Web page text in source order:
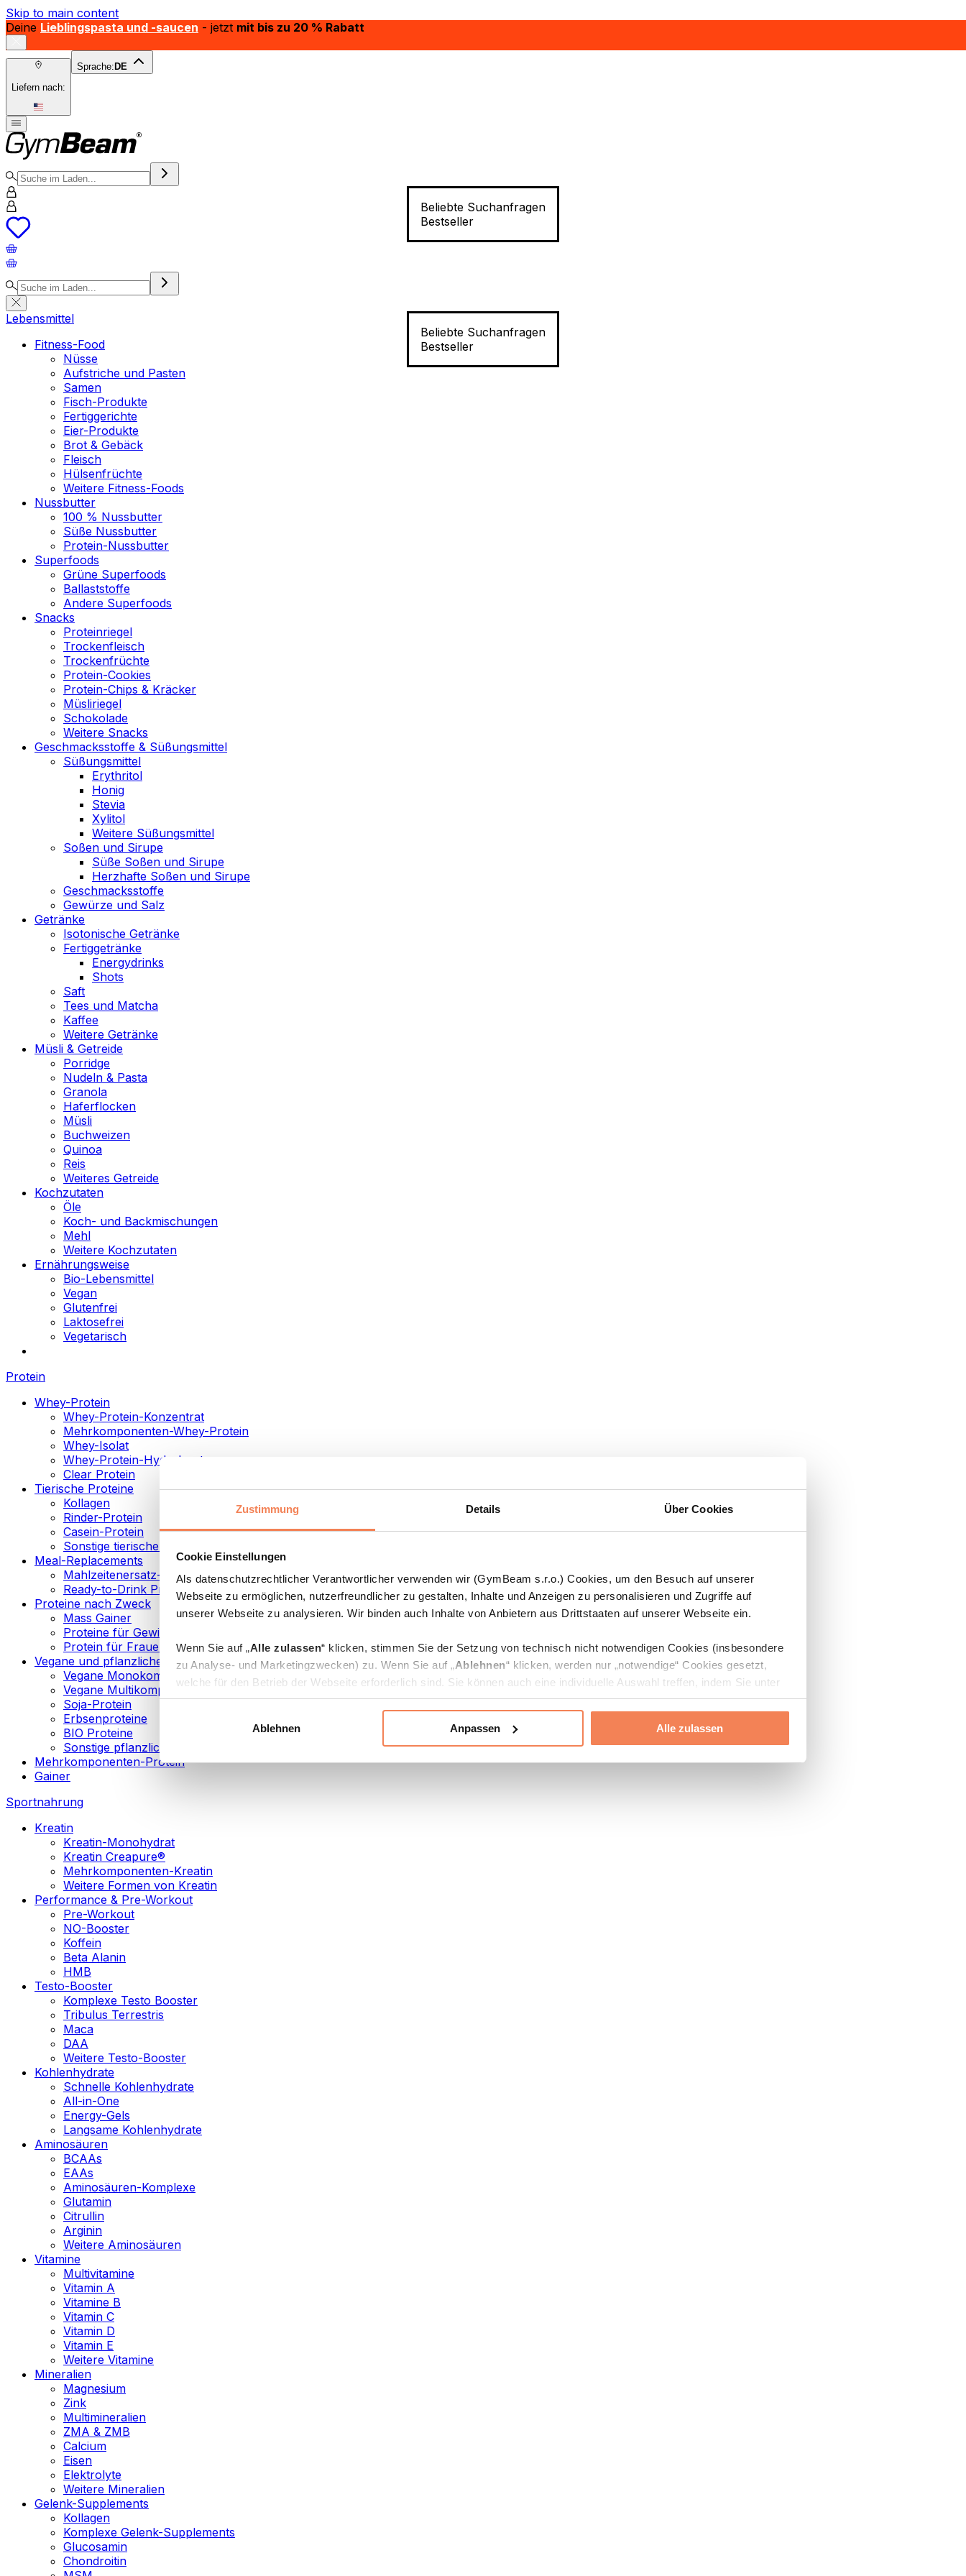
Zustimmung Details Über Cookies
Cookie Einstellungen
Als datenschutzrechtlicher Verantwortlicher verwenden wir (GymBeam s.r.o.) Cookies, um den Besuch auf unserer
Webseite zu ermöglichen, nutzerfreundlicher zu gestalten, Inhalte und Anzeigen zu personalisieren und Zugriffe auf
unserer Webseite zu analysieren. Wir binden auch Inhalte von Anbietern aus Drittstaaten auf unserer Webseite ein.
Wenn Sie auf „Alle zulassen“ klicken, stimmen Sie der Setzung von technisch nicht notwendigen Cookies (insbesondere
zu Analyse- und Marketingzwecken) zu. Wenn Sie auf „Ablehnen“ klicken, werden nur „notwendige“ Cookies gesetzt,
welche für den Betrieb der Webseite erforderlich sind. Sie können auch eine individuelle Auswahl treffen, indem Sie unter
„Anpassen“ einzelne Kategorien an- oder abwählen und „Auswahl erlauben“ klicken.
Weitere Informationen über die Verarbeitung Ihrer Daten finden Sie in den Unterpunkten „Details“ und „Über Cookies“
Ablehnen Anpassen Alle zulassen
Skip to main content
Deine Lieblingspasta und -saucen - jetzt mit bis zu 20 % Rabatt
Liefern nach:
Sprache: DE
Beliebte Suchanfragen
Bestseller
Beliebte Suchanfragen
Bestseller
Lebensmittel
Fitness-Food
Nüsse
Aufstriche und Pasten
Samen
Fisch-Produkte
Fertiggerichte
Eier-Produkte
Brot & Gebäck
Fleisch
Hülsenfrüchte
Weitere Fitness-Foods
Nussbutter
100 % Nussbutter
Süße Nussbutter
Protein-Nussbutter
Superfoods
Grüne Superfoods
Ballaststoffe
Andere Superfoods
Snacks
Proteinriegel
Trockenfleisch
Trockenfrüchte
Protein-Cookies
Protein-Chips & Kräcker
Müsliriegel
Schokolade
Weitere Snacks
Geschmacksstoffe & Süßungsmittel
Süßungsmittel
Erythritol
Honig
Stevia
Xylitol
Weitere Süßungsmittel
Soßen und Sirupe
Süße Soßen und Sirupe
Herzhafte Soßen und Sirupe
Geschmacksstoffe
Gewürze und Salz
Getränke
Isotonische Getränke
Fertiggetränke
Energydrinks
Shots
Saft
Tees und Matcha
Kaffee
Weitere Getränke
Müsli & Getreide
Porridge
Nudeln & Pasta
Granola
Haferflocken
Müsli
Buchweizen
Quinoa
Reis
Weiteres Getreide
Kochzutaten
Öle
Koch- und Backmischungen
Mehl
Weitere Kochzutaten
Ernährungsweise
Bio-Lebensmittel
Vegan
Glutenfrei
Laktosefrei
Vegetarisch
Protein
Whey-Protein
Whey-Protein-Konzentrat
Mehrkomponenten-Whey-Protein
Whey-Isolat
Whey-Protein-Hydrolysat
Clear Protein
Tierische Proteine
Kollagen
Rinder-Protein
Casein-Protein
Sonstige tierische Proteine
Meal-Replacements
Mahlzeitenersatz-Pulver
Ready-to-Drink Proteingetränke
Proteine nach Zweck
Mass Gainer
Proteine für Gewichtsverlust
Protein für Frauen
Vegane und pflanzliche Proteine
Vegane Monokomponenten-Proteine
Vegane Multikomponenten-Proteine
Soja-Protein
Erbsenproteine
BIO Proteine
Sonstige pflanzliche Proteine
Mehrkomponenten-Protein
Gainer
Sportnahrung
Kreatin
Kreatin-Monohydrat
Kreatin Creapure®
Mehrkomponenten-Kreatin
Weitere Formen von Kreatin
Performance & Pre-Workout
Pre-Workout
NO-Booster
Koffein
Beta Alanin
HMB
Testo-Booster
Komplexe Testo Booster
Tribulus Terrestris
Maca
DAA
Weitere Testo-Booster
Kohlenhydrate
Schnelle Kohlenhydrate
All-in-One
Energy-Gels
Langsame Kohlenhydrate
Aminosäuren
BCAAs
EAAs
Aminosäuren-Komplexe
Glutamin
Citrullin
Arginin
Weitere Aminosäuren
Vitamine
Multivitamine
Vitamin A
Vitamine B
Vitamin C
Vitamin D
Vitamin E
Weitere Vitamine
Mineralien
Magnesium
Zink
Multimineralien
ZMA & ZMB
Calcium
Eisen
Elektrolyte
Weitere Mineralien
Gelenk-Supplements
Kollagen
Komplexe Gelenk-Supplements
Glucosamin
Chondroitin